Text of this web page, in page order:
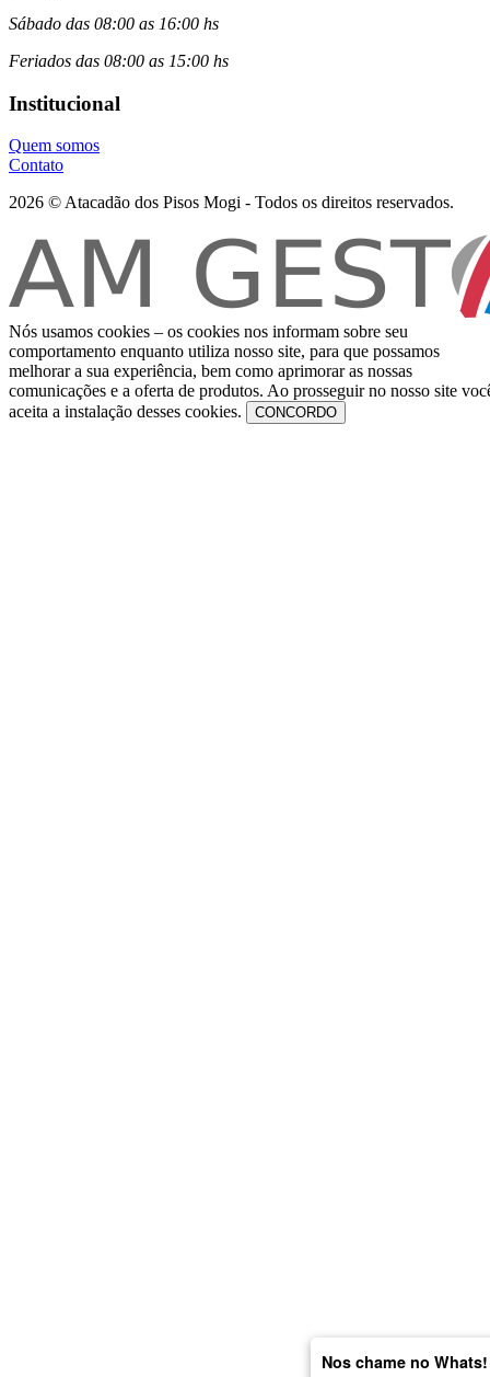
Sábado das 08:00 as 16:00 hs
Feriados das 08:00 as 15:00 hs
Institucional
Quem somos
Contato
2026 © Atacadão dos Pisos Mogi - Todos os direitos reservados.
Nós usamos cookies – os cookies nos informam sobre seu
comportamento enquanto utiliza nosso site, para que possamos
melhorar a sua experiência, bem como aprimorar as nossas
comunicações e a oferta de produtos. Ao prosseguir no nosso site
aceita a instalação desses cookies.
CONCORDO
Nos chame no Whats!